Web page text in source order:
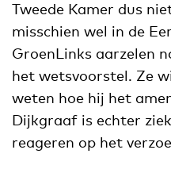
Tweede Kamer dus
misschien wel in de
GroenLinks aarzelen
het wetsvoorstel. Ze
weten hoe hij het
Dijkgraaf is echter
reageren op het